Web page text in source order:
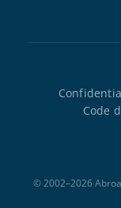
Code
© 2002–2026